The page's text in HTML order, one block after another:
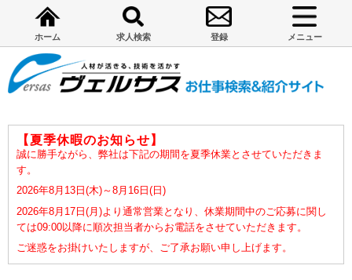
ホーム 求人検索 登録 メニュー
【夏季休暇のお知らせ】
誠に勝手ながら、弊社は下記の期間を夏季休業とさせていただきま
す。
2026年8月13日(木)～8月16日(日)
2026年8月17日(月)より通常営業となり、休業期間中のご応募に関し
ては09:00以降に順次担当者からお電話をさせていただきます。
ご迷惑をお掛けいたしますが、ご了承お願い申し上げます。